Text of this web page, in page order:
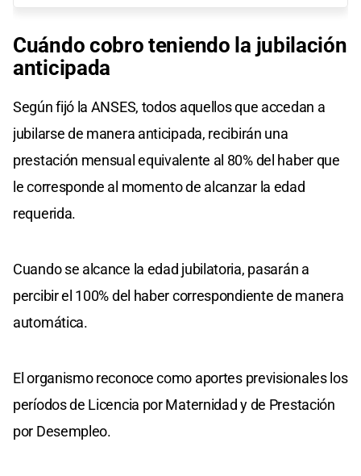
Cuándo cobro teniendo la jubilación
anticipada
Según fijó la ANSES, todos aquellos que accedan a
jubilarse de manera anticipada, recibirán una
prestación mensual equivalente al 80% del haber que
le corresponde al momento de alcanzar la edad
requerida.
Cuando se alcance la edad jubilatoria, pasarán a
percibir el 100% del haber correspondiente de manera
automática.
El organismo reconoce como aportes previsionales los
períodos de Licencia por Maternidad y de Prestación
por Desempleo.